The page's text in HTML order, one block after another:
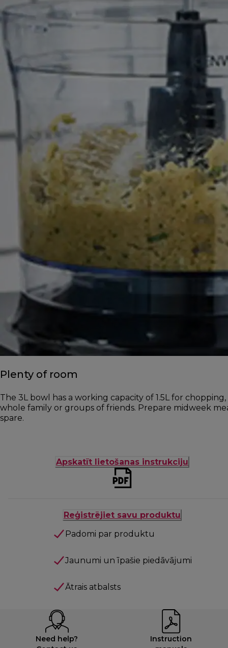
Plenty of room
The 3L bowl has a working capacity of 1.5L for
whole family or groups of friends. Prepare midweek
spare.
Apskatīt lietošanas instrukciju
Reģistrējiet savu produktu
Padomi par produktu
Jaunumi un īpašie piedāvājumi
Ātrais atbalsts
Need help?
Instruction